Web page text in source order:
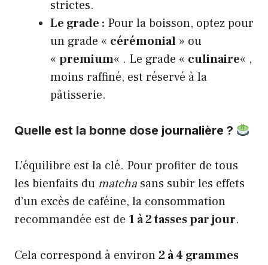
strictes.
Le grade : Pour la boisson, optez pour
un grade « cérémonial » ou
« premium« . Le grade « culinaire« ,
moins raffiné, est réservé à la
pâtisserie.
Quelle est la bonne dose journalière ?
L’équilibre est la clé. Pour profiter de tous
les bienfaits dumatcha sans subir les effets
d’un excès de caféine, la consommation
recommandée est de 1 à 2 tasses par jour.
Cela correspond à environ2 à 4 grammes